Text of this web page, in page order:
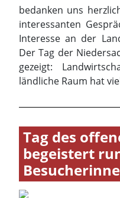
Tag des
begeistert
Rümmer, v.li.n.re: Jörg
Twülpstedt), Gerhard
Helmstedt), Mark
(Vorstandsmitglieder
Friedrich Wolff von der
Landvolk Braunschweig),